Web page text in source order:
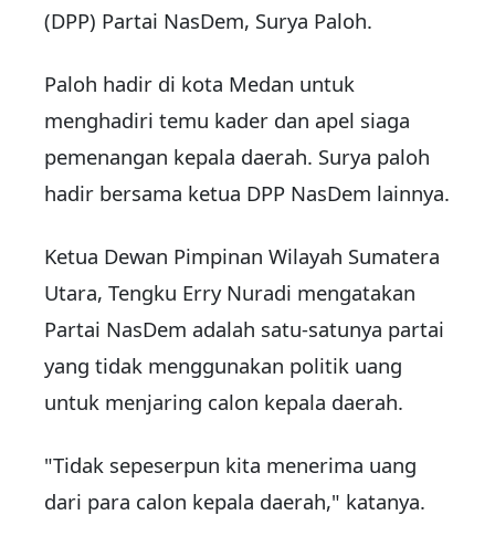
(DPP) Partai NasDem, Surya Paloh.
Paloh hadir di kota Medan untuk
menghadiri temu kader dan apel siaga
pemenangan kepala daerah. Surya paloh
hadir bersama ketua DPP NasDem lainnya.
Ketua Dewan Pimpinan Wilayah Sumatera
Utara, Tengku Erry Nuradi mengatakan
Partai NasDem adalah satu-satunya partai
yang tidak menggunakan politik uang
untuk menjaring calon kepala daerah.
"Tidak sepeserpun kita menerima uang
dari para calon kepala daerah," katanya.